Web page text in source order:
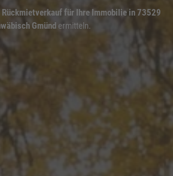
Rückmietverkauf für Ihre Immobilie in 73529
Gmündermitteln.